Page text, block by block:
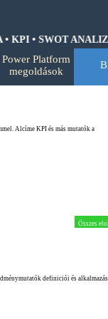
• SWOT ANALIZIS
▼
Power Platform
megoldások
Alcíme KPI és más mutatók a
Összes
definiciói és